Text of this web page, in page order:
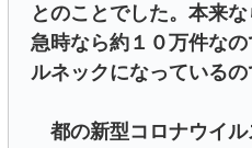
とのことでした。本来
急時なら約１０万件な
ルネックになっているの
都の新型コロナウイル